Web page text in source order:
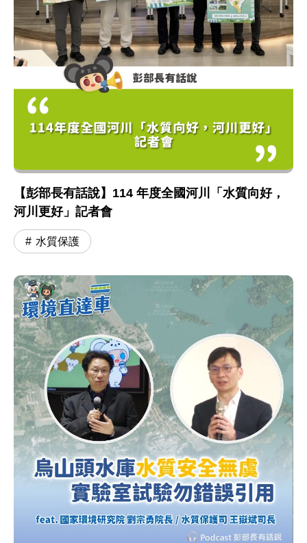
【彭部長有話說】114 年度全國河川「水質向好，
河川更好」記者會
水質保護